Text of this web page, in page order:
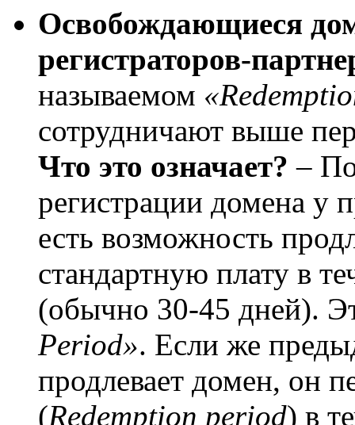
Освобождающиеся
регистраторов-
называемом
сотрудничают выше
Что это означает? –
регистрации домена у
есть возможность
стандартную плату в
(обычно 30-45 дней).
Period». Если же
продлевает домен, он
(Redemption period) в